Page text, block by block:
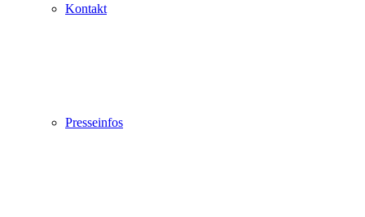
Kontakt
Presseinfos